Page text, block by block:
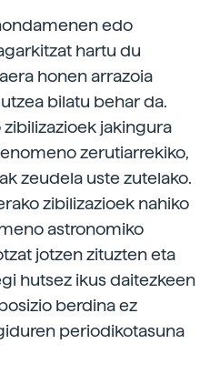
edo
hartu du
honen arrazoia
bilatu behar da.
zibilizazioek jakingura
zerutiarrekiko,
zeudela uste zutelako.
zibilizazioek nahiko
astronomiko
jotzen zituzten eta
hutsez ikus daitezkeen
berdina ez
periodikotasuna